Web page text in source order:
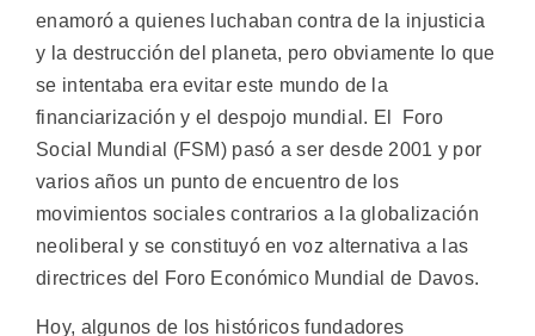
enamoró a quienes luchaban contra de la injusticia
y la destrucción del planeta, pero obviamente lo que
se intentaba era evitar este mundo de la
financiarización y el despojo mundial. El Foro
Social Mundial (FSM) pasó a ser desde 2001 y por
varios años un punto de encuentro de los
movimientos sociales contrarios a la globalización
neoliberal y se constituyó en voz alternativa a las
directrices del Foro Económico Mundial de Davos.
Hoy, algunos de los históricos fundadores